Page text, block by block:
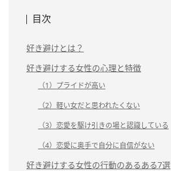
目次
好き避けとは？
好き避けする女性の心理と特徴
（1）プライドが高い
（2）軽い女だと思われたくない
（3）恋愛を駆け引きの場と認識している
（4）恋愛に奥手で自分に自信がない
好き避けする女性の行動のあるある7選